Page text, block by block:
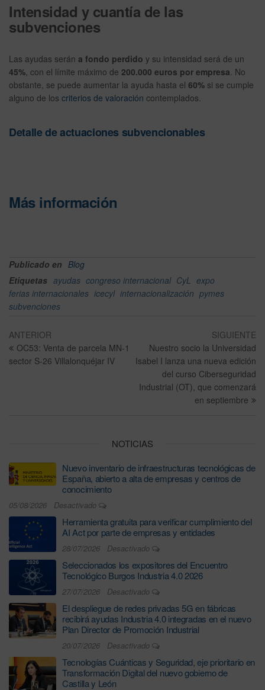
Intensidad y cuantía de las
subvenciones
Las ayudas serán a fondo perdido y su intensidad será de un
45%, con el límite máximo de 200.000 euros por empresa. No
obstante, se puede aumentar la ayuda hasta el 60% si se cumple
alguno de los criterios de valoración contemplados.
Detalle de actuaciones subvencionables
Más información
Publicado en Blog
Etiquetas ayudas congreso internacional CyL expo
ferias internacionales icecyl internacionalización pymes
subvenciones
ANTERIOR
OC53: Venta de parcela MN-1
sector S-26 Villalonquéjar IV
SIGUIENTE
Nuestro socio la Universidad
Isabel I lanza una nueva edición
del curso Ciberseguridad
Industrial (OT), que comenzará
en septiembre
NOTICIAS
Nuevo inventario de infraestructuras tecnológicas de
España, abierto a alta de empresas y centros de
conocimiento
05/08/2026 Desactivado
Herramienta gratuita para verificar cumplimiento del
AI Act por parte de empresas y entidades
28/07/2026 Desactivado
Seleccionados los expositores del Encuentro
Tecnológico Burgos Industria 4.0 2026
27/07/2026 Desactivado
El despliegue de redes privadas 5G en fábricas
recibirá ayudas Industria 4.0 integradas en el nuevo
Plan Director de Promoción Industrial
20/07/2026 Desactivado
Tecnologías Cuánticas y Seguridad, eje prioritario en
Transformación Digital del nuevo gobierno de
Castilla y León